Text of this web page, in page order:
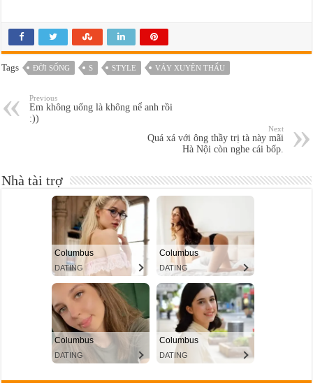
Tags ĐỜI SỐNG S STYLE VÁY XUYÊN THẤU
Previous
Em không uống là không nể anh rồi
:))
Next
Quá xá với ông thầy trị tà này mãi
Hà Nội còn nghe cái bốp.
Nhà tài trợ